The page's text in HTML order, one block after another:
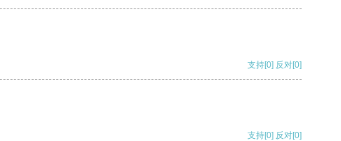
支持[0] 反对[0]
支持[0] 反对[0]